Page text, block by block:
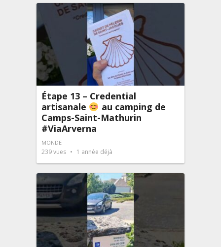
Étape 13 – Credential
artisanale
au camping de
Camps-Saint-Mathurin
#ViaArverna
MONDE
239vues 1 année déjà